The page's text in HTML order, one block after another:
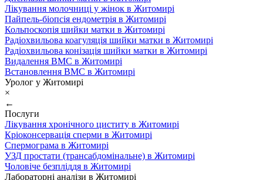
Лікування молочниці у жінок в Житомирі
Пайпель-біопсія ендометрія в Житомирі
Кольпоскопія шийки матки в Житомирі
Радіохвильова коагуляція шийки матки в Житомирі
Радіохвильова конізація шийки матки в Житомирі
Видалення ВМС в Житомирі
Встановлення ВМС в Житомирі
Уролог у Житомирі
×
←
Послуги
Лікування хронічного циститу в Житомирі
Кріоконсервація сперми в Житомирі
Спермограма в Житомирі
УЗД простати (трансабдомінальне) в Житомирі
Чоловіче безпліддя в Житомирі
Лабораторні аналізи в Житомирі